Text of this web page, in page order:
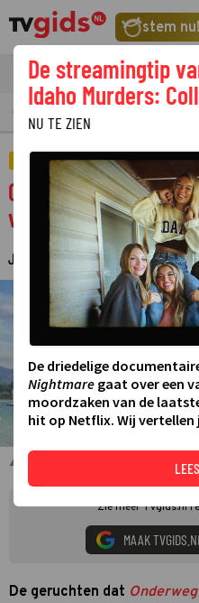
stem nu!
tvgids
REALITY
Onderweg naar
verzekerd van
JUDITH REGELING ·29 JANUARI
Joeri in Onderweg naar Liefde
Zie meer TVgids.nl
MAAK
De geruchten dat
De streamingtip
Idaho Murders:
NU TE ZIEN
De driedelige
Nightmare gaat over een
moordzaken van de
hit op Netflix. Wij vertellen